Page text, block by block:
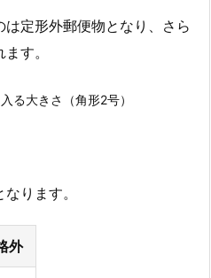
定形外郵便物となり、さら
す。
る大きさ（角形2号）
ります。
外